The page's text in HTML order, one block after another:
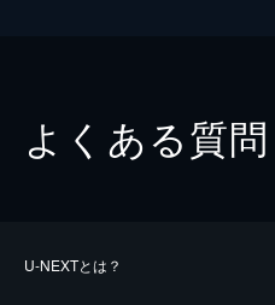
よくある質問
U-NEXTとは？